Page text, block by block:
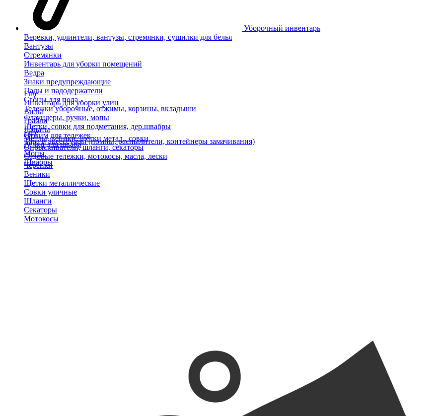
Уборочный инвентарь
Веревки, удлинтели, вантузы, стремянки, сушилки для белья
Вантузы
Стремянки
Инвентарь для уборки помещений
Ведра
Знаки предупреждающие
Пады и падодержатели
Сгоны для пола
Тележки уборочные, отжимы, корзины, вкладыши
Флаундеры, ручки, мопы
Щетки, совки для подметания, дер.швабры
Отжим для тележек
Ручки для швабр
Мопы
Швабры
Еще
Инвентарь для уборки улиц
Вилы
Грабли
Лопаты
Метлы, веники, щетки метал., совки
Опрыскиватели, шланги, секаторы
Садовые тележки, мотокосы, масла, лески
Черенки
Веники
Щетки металлические
Совки уличные
Шланги
Секаторы
Мотокосы
Еще
Тара и аксессуары (помпы, распылители, контейнеры замачивания)